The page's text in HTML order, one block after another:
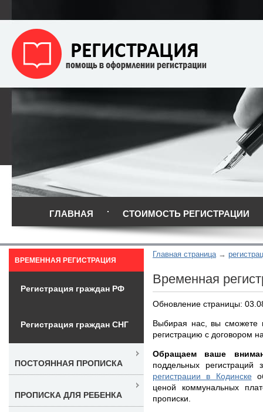
ГЛАВНАЯ СТОИМОСТЬ РЕГИСТРАЦИИ
Главная страница
Временная
Обновление страницы:
Выбирая нас, вы сможете
регистрацию с договором
Обращаем ваше
поддельных
регистрации в Кодинске
ценой коммунальных
прописки.
ВРЕМЕННАЯ РЕГИСТРАЦИЯ
Регистрация граждан РФ
Регистрация граждан СНГ
ПОСТОЯННАЯ ПРОПИСКА
ПРОПИСКА ДЛЯ РЕБЕНКА